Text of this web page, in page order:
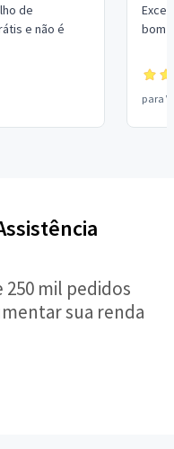
de
e não é
bom
para
250 mil pedidos
sua renda